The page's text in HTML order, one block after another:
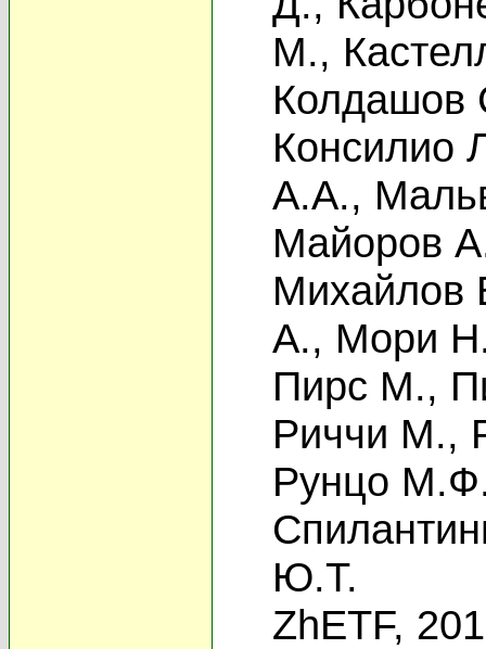
М.,
Колдашов
Консилио
А.А.,
Майоров
Михайлов
А., Мори
Пирс М.,
Риччи М.,
Рунцо
Ю.Т.
ZhETF,